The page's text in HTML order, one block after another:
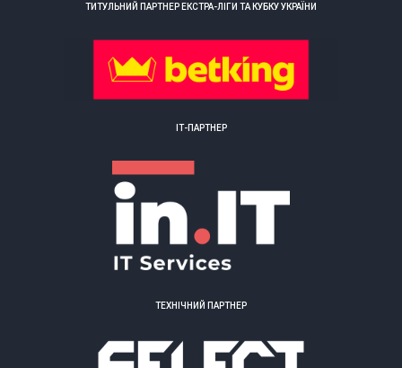
ТИТУЛЬНИЙ ПАРТНЕР ЕКСТРА-ЛІГИ ТА КУБКУ УКРАЇНИ
ІТ-ПАРТНЕР
ТЕХНІЧНИЙ ПАРТНЕР